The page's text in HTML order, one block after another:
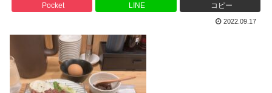
Pocket LINE コピー
2022.09.17